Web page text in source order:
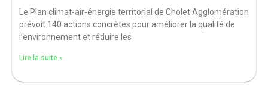
Le Plan climat-air-énergie territorial de Cholet Agglomération
prévoit 140 actions concrètes pour améliorer la qualité de
l’environnement et réduire les
Lire la suite »